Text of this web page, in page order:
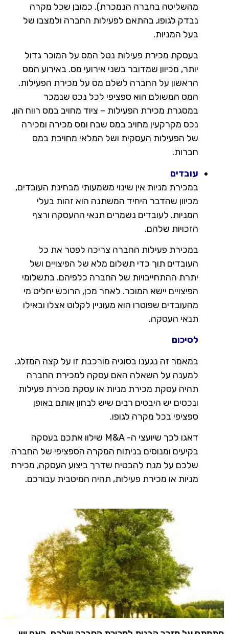
מהשליטה בחברה הנמכרת). כמובן שכל מקרה
נבדק לגופו, בהתאם לפעילות החברה ולמצבו של
בעל המניות.
בעסקת מכירת פעילות נטל המס על המוכר גדול
יותר, מכיוון שמדובר בשני אירועי מס. באירוע המס
הראשון על החברה לשלם מס על מכירת הפעילות.
המס המשולם הוא ספציפי לכל נכס שנמכר
במסגרת מכירת הפעילות – ציוד מחויב במס רווח הון,
נכס מקרקעין מחויב במס שבח ומס מכירה ומכירה
של הפעילות העסקית ושל המלאי מחויבת במס
חברות.
עובדים
במכירת מניות אין שינוי משמעותי מבחינת העובדים,
מכיוון שהדבר היחיד המשתנה הוא זהות בעלי
המניות. לעובדים נשמרים תנאי ההעסקה ורצף
הזכויות שלהם.
במכירת פעילות החברה צריכה לפטר את כל
העובדים תוך כדי תשלום מלא של הפיצויים ושל
יתרת ההתחייבויות של החברה כלפיהם. בתשלומי
הפיצויים יישא המוכר. לאחר מכן, הרוכש יחליט מי
מהעובדים שפוטרו הוא מעוניין לקלוט אצלו ובאילו
תנאי העסקה.
לסיכום
במאמר זה נגענו בסוגיה מורכבת זו על קצה המזלג.
למענה על השאלה האם עסקה למכירת החברה
תהיה עסקת מכירת מניות או עסקת מכירת פעילות
ונכסים יש היבטים רבים שיש לבחון אותם באופן
ספציפי בכל מקרה לגופו.
דאגו לכך שיועצי ה- M&A שילוו אתכם בעסקה
בקיעים ומנוסים בניתוח המקרה הספציפי של החברה
שלכם על מנת להבטיח שדרך ביצוע העסקה, מכירת
מניות או מכירת פעילות, תהיה המיטבית עבורכם.